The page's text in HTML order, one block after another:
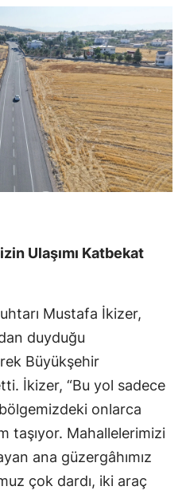
Ulaşımı Katbekat
Mustafa İkizer,
duyduğu
Büyükşehir
İkizer, “Bu yol sadece
onlarca
taşıyor. Mahallelerimizi
ana güzergâhımız
çok dardı, iki araç